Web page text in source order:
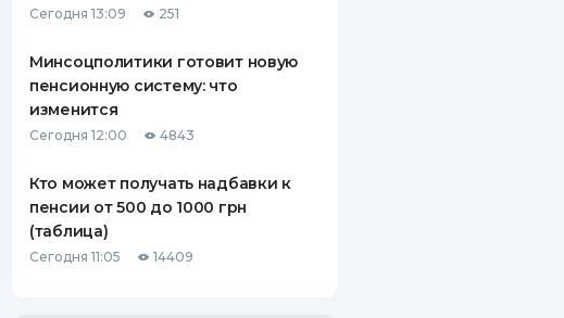
КОНТАКТЫ
Сегодня 13:09 251
Минсоцполитики готовит новую
пенсионную систему: что
изменится
Сегодня 12:00 4843
Кто может получать надбавки к
пенсии от 500 до 1000 грн
(таблица)
Сегодня 11:05 14409